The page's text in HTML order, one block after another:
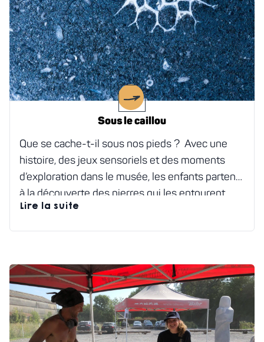
Sous le caillou
Que se cache-t-il sous nos pieds ? Avec une
histoire, des jeux sensoriels et des moments
d’exploration dans le musée, les enfants partent
à la découverte des pierres qui les entourent.
Lire la suite
En savoir plus